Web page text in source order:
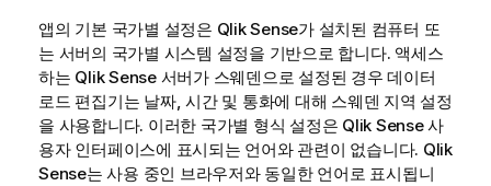
앱의 기본 국가별 설정은 Qlik Sense가 설치된 컴퓨터 또
는 서버의 국가별 시스템 설정을 기반으로 합니다. 액세스
하는 Qlik Sense서버가 스웨덴으로 설정된 경우 데이터
로드 편집기는 날짜, 시간 및 통화에 대해 스웨덴 지역 설정
을 사용합니다. 이러한 국가별 형식 설정은 Qlik Sense사
용자 인터페이스에 표시되는 언어와 관련이 없습니다. Qlik
Sense는 사용 중인 브라우저와 동일한 언어로 표시됩니